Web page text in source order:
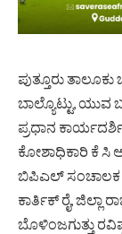
ಪುತ್ತೂರು
ಬಾಲ್ಯೊಟ್ಟು, ಯುವ
ಪ್ರಧಾನ ಕಾರ್ಯದರ್ಶಿ
ಕೋಶಾಧಿಕಾರಿ ಕೆ ಸಿ
ಬಿಪಿಎಲ್ ಸಂಚಾಲಕ
ಕಾರ್ತಿಕ್ ರೈ, ಜಿಲ್ಲಾ
ಬೊಳಿಂಜಗುತ್ತು